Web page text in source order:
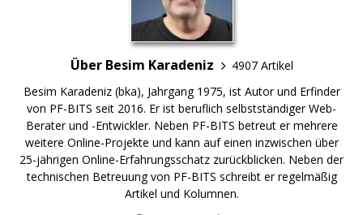
Über Besim Karadeniz
4907 Artikel
Besim Karadeniz (bka), Jahrgang 1975, ist Autor und Erfinder
von PF-BITS seit 2016. Er ist beruflich selbstständiger Web-
Berater und -Entwickler. Neben PF-BITS betreut er mehrere
weitere Online-Projekte und kann auf einen inzwischen über
25-jährigen Online-Erfahrungsschatz zurückblicken. Neben der
technischen Betreuung von PF-BITS schreibt er regelmäßig
Artikel und Kolumnen.